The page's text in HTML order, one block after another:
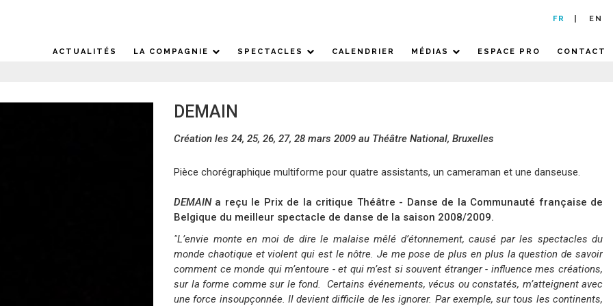
FR EN
ACTUALITÉS LA COMPAGNIE SPECTACLES CALENDRIER MÉDIAS ESPACE PRO CONTACT
DEMAIN
Création les 24, 25, 26, 27, 28 mars 2009 au Théâtre National, Bruxelles
Pièce chorégraphique multiforme pour quatre assistants, un cameraman et une danseuse.
DEMAINa reçu le Prix de la critique Théâtre - Danse de la Communauté française de
Belgique du meilleur spectacle de danse de la saison 2008/2009.
"L’envie monte en moi de dire le malaise mêlé d’étonnement, causé par les spectacles du
monde chaotique et violent qui est le nôtre. Je me pose de plus en plus la question de savoir
comment ce monde qui m’entoure - et qui m’est si souvent étranger - influence mes créations,
sur la forme comme sur le fond. Certains événements, vécus ou constatés, m’atteignent avec
une force insoupçonnée. Il devient difficile de les ignorer. Par exemple, sur tous les continents,